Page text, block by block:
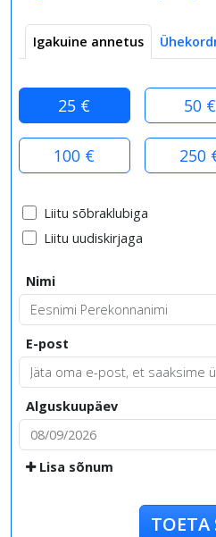
Igakuine annetus
25 € 50 €
100 € 250
Liitu sõbraklubiga
Liitu uudiskirjaga
Nimi
E-post
Alguskuupäev
Lisa sõnum
TOETA